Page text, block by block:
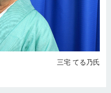
三宅 てる乃氏